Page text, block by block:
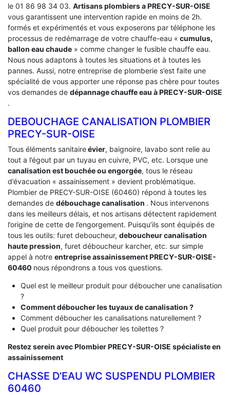
le 01 86 98 34 03. Artisans plombiers a PRECY-SUR-OISE
vous garantissent une intervention rapide en moins de 2h.
formés et expérimentés et vous exposerons par téléphone les
processus de redémarrage de votre chauffe-eau « cumulus,
ballon eau chaude » comme changer le fusible chauffe eau.
Nous nous adaptons à toutes les situations et à toutes les
pannes. Aussi, notre entreprise de plomberie s’est faite une
spécialité de vous apporter une réponse pas chère pour toutes
vos demandes de dépannage chauffe eau à PRECY-SUR-OISE
.
DEBOUCHAGE CANALISATION PLOMBIER
PRECY-SUR-OISE
Tous éléments sanitaireévier, baignoire, lavabo sont relie au
tout a l’égout par un tuyau en cuivre, PVC, etc. Lorsque une
canalisation est bouchée ou engorgée, tous le réseau
d’évacuation « assainissement » devient problématique.
Plombier de PRECY-SUR-OISE (60460) répond à toutes les
demandes de débouchage canalisation . Nous intervenons
dans les meilleurs délais, et nos artisans détectent rapidement
l’origine de cette de l’engorgement. Puisqu’ils sont équipés de
tous les outils: furet deboucheur, deboucheur canalisation
haute pression, furet déboucheur karcher, etc. sur simple
appel à notre entreprise assainissement PRECY-SUR-OISE-
60460 nous répondrons a tous vos questions.
Quel est le meilleur produit pour déboucher une canalisation
?
Comment déboucher les tuyaux de canalisation ?
Comment déboucher les canalisations naturellement ?
Quel produit pour déboucher les toilettes ?
Restez serein avec Plombier PRECY-SUR-OISE spécialiste en
assainissement
CHASSE D’EAU WC SUSPENDU PLOMBIER
60460